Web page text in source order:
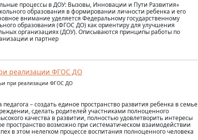
процессы в ДОУ: Вызовы, Инновации и Пути Развития»
образования в формировании личности ребенка и его
внимание уделяется Федеральному государственному
образования (ФГОС ДО) как ориентиру для улучшения
организациях (ДОУ). Описываются принципы работы по
и партнер
реализации ФГОС ДО
при реализации ФГОС ДО
– создать единое пространство развития ребенка в семье
сделать родителей участниками полноценного
качества в развитии, полностью удовлетворить интересы
пространство возможно при систематическом взаимодействии
в этом нелегком процессе воспитания полноценного человека